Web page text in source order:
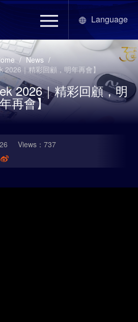
Language
/ News /
2026｜精彩回顧，明年再會】
2026｜精彩回顧，明
年再會】
Views：737